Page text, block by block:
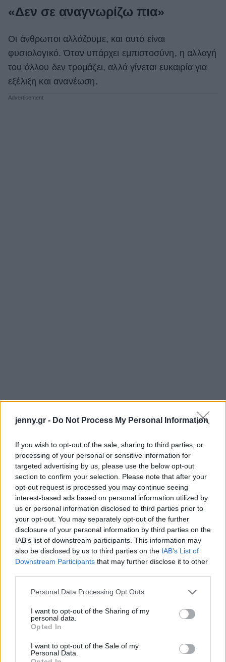
jenny.gr - Do Not Process My Personal Information
If you wish to opt-out of the sale, sharing to third parties, or
processing of your personal or sensitive information for
targeted advertising by us, please use the below opt-out
section to confirm your selection. Please note that after your
opt-out request is processed you may continue seeing
interest-based ads based on personal information utilized by
us or personal information disclosed to third parties prior to
your opt-out. You may separately opt-out of the further
disclosure of your personal information by third parties on the
IAB’s list of downstream participants. This information may
also be disclosed by us to third parties on the IAB’s List of
Downstream Participants that may further disclose it to other
Please note that this website/app uses one or more Google
not limited to your visit or usage behaviour. You may click to
grant or deny consent to Google and its third-party tags to
use your data for below specified purposes in below Google
consent section.
Personal Data Processing Opt Outs
I want to opt-out of the Sharing of my
personal data.
Opted In
I want to opt-out of the Sale of my
Personal Data.
«Δεν σε αναγνωρίζω πια»
Οι άνθρωποι αλλάζουμε, και αυτό είναι
φυσιολογικό. Όταν υπάρχει εμπιστοσύνη, η αλλαγή
του άλλου δεν τρομάζει, αλλά γίνεται ευκαιρία για
εξέλιξη και ανανέωση.
«Μην με αφήσεις»
Η δέσμευση είναι σημαντική, αλλά όταν
συνοδεύεται από φόβο εγκατάλειψης, καταλήγει να
επειδή τον πιέζεις.
«Δεν μπορώ να μιλήσω μαζί σου
γι’ αυτό»